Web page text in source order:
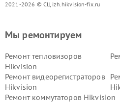
2021-2026 © СЦ izh.hikvision-fix.ru
Мы ремонтируем
Ремонт тепловизоров
Hikvision
Ремонт видеорегистраторов
Hikvision
Ремонт коммутаторов Hikvision